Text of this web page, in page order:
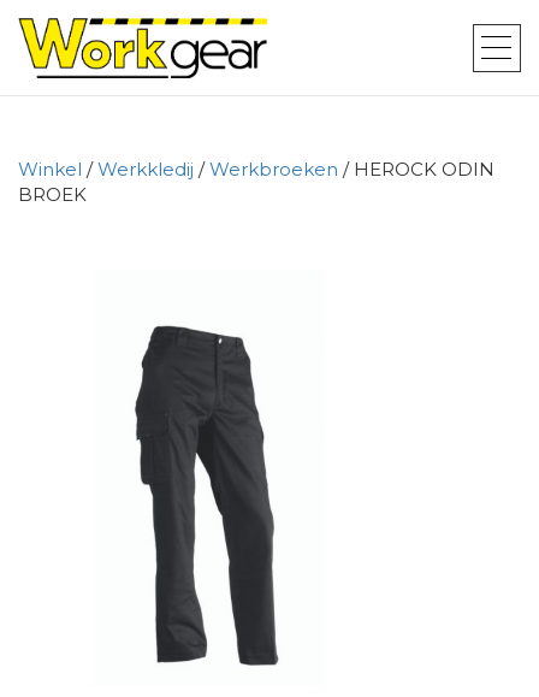
Winkel /Werkkledij /Werkbroeken / HEROCK ODIN
BROEK